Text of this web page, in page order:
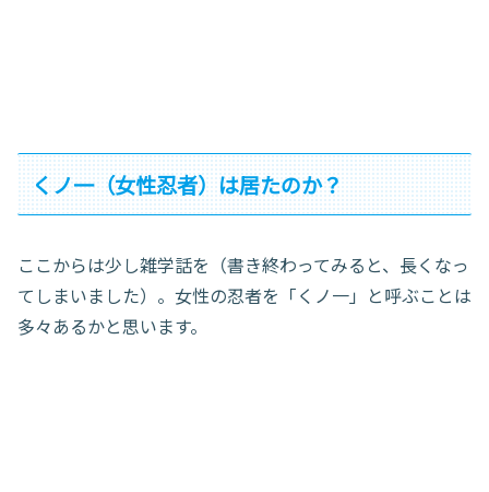
くノ一（女性忍者）は居たのか？
ここからは少し雑学話を（書き終わってみると、長くなっ
てしまいました）。女性の忍者を「くノ一」と呼ぶことは
多々あるかと思います。